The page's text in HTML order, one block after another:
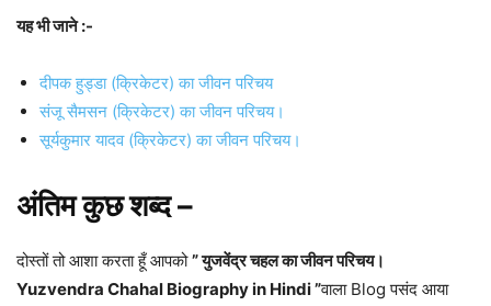
यह भी जाने :-
दीपक हुड्डा (क्रिकेटर) का जीवन परिचय
संजू सैमसन (क्रिकेटर) का जीवन परिचय।
सूर्यकुमार यादव (क्रिकेटर) का जीवन परिचय।
अंतिम कुछ शब्द –
दोस्तों तो आशा करता हूँ आपको” युजवेंद्र चहल का जीवन परिचय।
Yuzvendra Chahal Biography in Hindi ”वाला Blog पसंद आया